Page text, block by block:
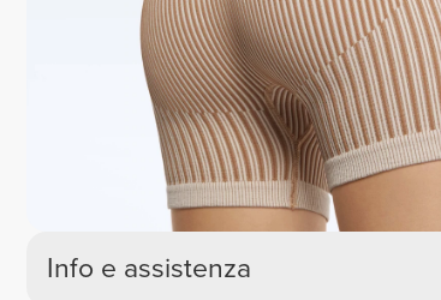
Info e assistenza